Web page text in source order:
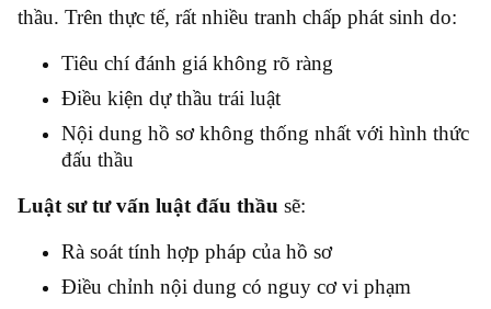
thầu. Trên thực tế, rất nhiều tranh chấp phát sinh do:
Tiêu chí đánh giá không rõ ràng
Điều kiện dự thầu trái luật
Nội dung hồ sơ không thống nhất với hình thức
đấu thầu
Luật sư tư vấn luật đấu thầu sẽ:
Rà soát tính hợp pháp của hồ sơ
Điều chỉnh nội dung có nguy cơ vi phạm